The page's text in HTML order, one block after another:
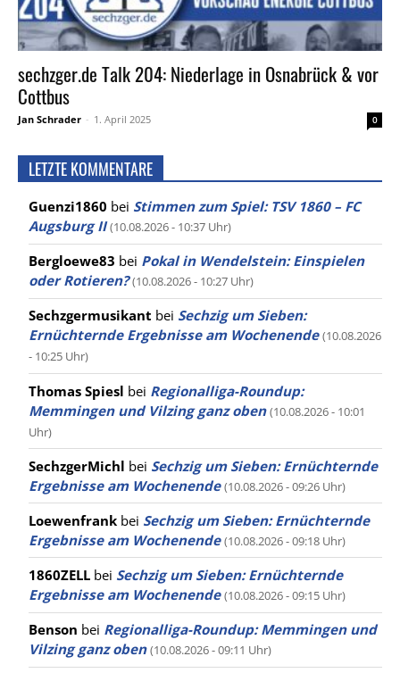
sechzger.de Talk 204: Niederlage in Osnabrück & vor
Cottbus
Jan Schrader - 1. April 2025 0
LETZTE KOMMENTARE
Guenzi1860 bei Stimmen zum Spiel: TSV 1860 – FC
Augsburg II (10.08.2026 - 10:37 Uhr)
Bergloewe83 bei Pokal in Wendelstein: Einspielen
oder Rotieren? (10.08.2026 - 10:27 Uhr)
Sechzgermusikant bei Sechzig um Sieben:
Ernüchternde Ergebnisse am Wochenende (10.08.2026
- 10:25 Uhr)
Thomas Spiesl bei Regionalliga-Roundup:
Memmingen und Vilzing ganz oben (10.08.2026 - 10:01
Uhr)
SechzgerMichl bei Sechzig um Sieben: Ernüchternde
Ergebnisse am Wochenende (10.08.2026 - 09:26 Uhr)
Loewenfrank bei Sechzig um Sieben: Ernüchternde
Ergebnisse am Wochenende (10.08.2026 - 09:18 Uhr)
1860ZELL bei Sechzig um Sieben: Ernüchternde
Ergebnisse am Wochenende (10.08.2026 - 09:15 Uhr)
Benson bei Regionalliga-Roundup: Memmingen und
Vilzing ganz oben (10.08.2026 - 09:11 Uhr)